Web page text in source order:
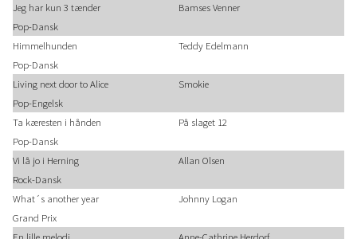
Jeg har kun 3 tænder
Bamses Venner
Pop-Dansk
Himmelhunden
Teddy Edelmann
Pop-Dansk
Living next door to Alice
Smokie
Pop-Engelsk
Ta kæresten i hånden
På slaget 12
Pop-Dansk
Vi lå jo i Herning
Allan Olsen
Rock-Dansk
What´s another year
Johnny Logan
Grand Prix